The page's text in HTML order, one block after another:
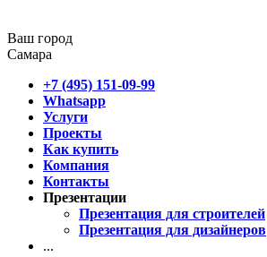
Ваш город
Самара
+7 (495) 151-09-99
Whatsapp
Услуги
Проекты
Как купить
Компания
Контакты
Презентации
Презентация для строителей
Презентация для дизайнеров
...